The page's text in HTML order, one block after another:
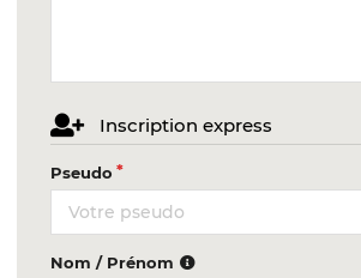
Inscription express
Pseudo
Nom / Prénom